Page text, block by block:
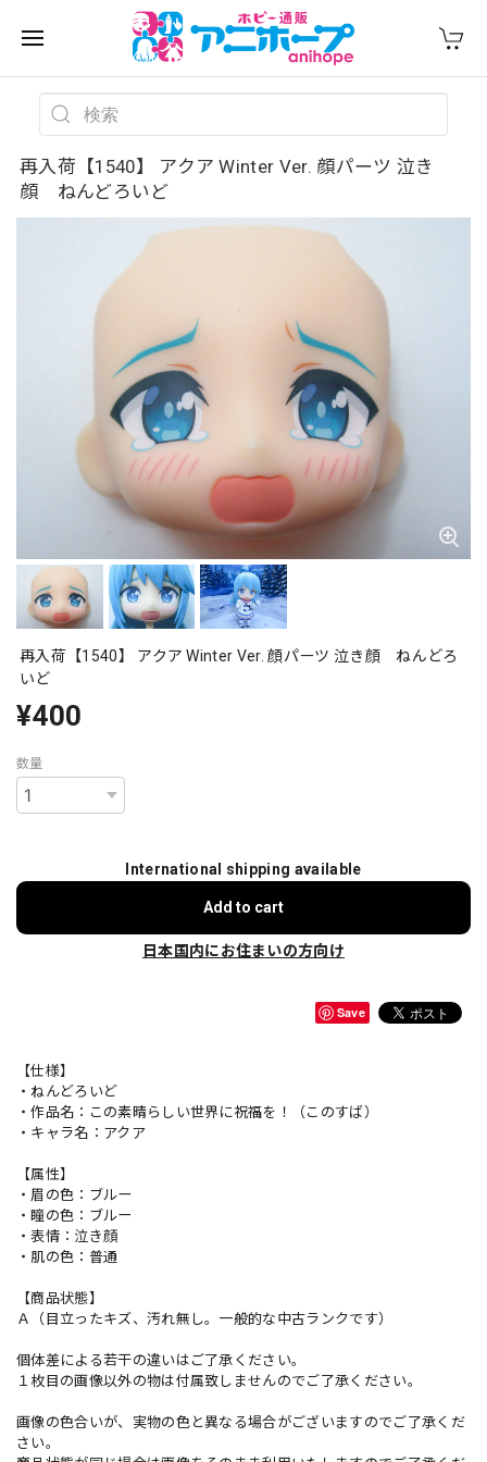
再入荷【1540】 アクア Winter Ver. 顔パーツ 泣き
顔 ねんどろいど
再入荷【1540】 アクア Winter Ver. 顔パーツ 泣き顔 ねんどろ
いど
¥400
数量
International shipping available
Add to cart
日本国内にお住まいの方向け
Save
【仕様】
・ねんどろいど
・作品名：この素晴らしい世界に祝福を！（このすば）
・キャラ名：アクア
【属性】
・眉の色：ブルー
・瞳の色：ブルー
・表情：泣き顔
・肌の色：普通
【商品状態】
Ａ（目立ったキズ、汚れ無し。一般的な中古ランクです）
個体差による若干の違いはご了承ください。
１枚目の画像以外の物は付属致しませんのでご了承ください。
画像の色合いが、実物の色と異なる場合がございますのでご了承くだ
さい。